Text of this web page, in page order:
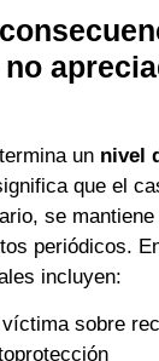
un nivel
que el
se
periódicos.
incluyen:
sobre